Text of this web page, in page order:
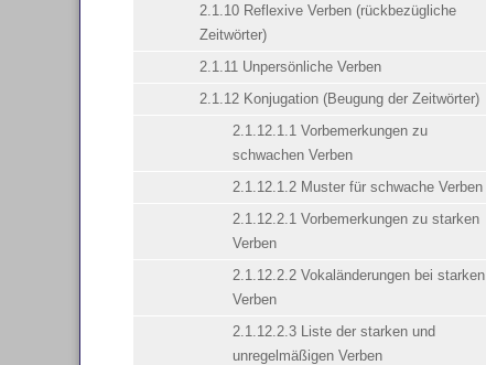
2.1.10 Reflexive Verben (rückbezügliche
Zeitwörter)
2.1.11 Unpersönliche Verben
2.1.12 Konjugation (Beugung der Zeitwörter)
2.1.12.1.1 Vorbemerkungen zu
schwachen Verben
2.1.12.1.2 Muster für schwache Verben
2.1.12.2.1 Vorbemerkungen zu starken
Verben
2.1.12.2.2 Vokaländerungen bei starken
Verben
2.1.12.2.3 Liste der starken und
unregelmäßigen Verben